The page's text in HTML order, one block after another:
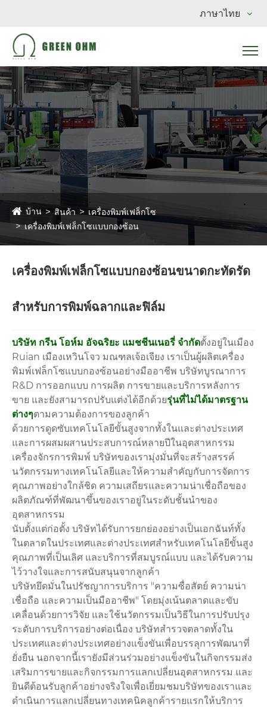
ภาษาไทย
บ้าน สินค้า
เครื่องพิมพ์เฟล็กโซ
เครื่องพิมพ์เฟล็กโซแบบกองซ้อน
เครื่องพิมพ์เฟล็กโซแบบกองซ้อนขนาดกะทัดรัด
สำหรับการพิมพ์ฉลากและฟิล์ม
บริษัท กรีน โอห์ม อัจฉริยะ แมชชีนเนอรี่ จำกัดตั้งอยู่ในเมือง
Ruian เมืองเหวินโจว มณฑลเจ้อเจียง เราเป็นผู้ผลิตเครื่อง
พิมพ์เฟล็กโซแบบกองซ้อนอย่างมืออาชีพ บริษัทบูรณาการ
R&D การออกแบบ การผลิต การขายและบริการหลังการ
ขาย และยังสามารถปรับแต่งได้อีกด้วยรุ่นที่ไม่ได้มาตรฐาน
ต่างๆตามความต้องการของลูกค้า
ด้วยการดูดซับเทคโนโลยีขั้นสูงจากทั้งในและต่างประเทศ
และการผสมผสานประสบการณ์หลายปีในอุตสาหกรรม
เครื่องจักรการพิมพ์ บริษัทของเรามุ่งมั่นที่จะสร้างสรรค์
นวัตกรรมทางเทคโนโลยีและให้ความสำคัญกับการจัดการ
คุณภาพอย่างใกล้ชิด ความเสถียรและความน่าเชื่อถือของ
ผลิตภัณฑ์ที่พัฒนาขึ้นของเราอยู่ในระดับชั้นนำของ
อุตสาหกรรม
นับตั้งแต่ก่อตั้ง บริษัทได้รับการยกย่องอย่างเป็นเอกฉันท์ทั้ง
ในตลาดในประเทศและต่างประเทศสำหรับเทคโนโลยีขั้นสูง
คุณภาพที่เป็นเลิศ และบริการที่สมบูรณ์แบบ และได้รับความ
ไว้วางใจและการสนับสนุนจากลูกค้า
บริษัทยึดมั่นในปรัชญาการบริการ "ความซื่อสัตย์ ความน่า
เชื่อถือ และความเป็นมืออาชีพ" โดยมุ่งเน้นตลาดและขับ
เคลื่อนด้วยการวิจัย และใช้นวัตกรรมเป็นวิธีในการปรับปรุง
ระดับการบริการอย่างต่อเนื่อง บริษัทสำรวจตลาดทั้งใน
ประเทศและต่างประเทศอย่างแข็งขันเพื่อบรรลุการพัฒนาที่
ยั่งยืน นอกจากนี้เรายังมีส่วนร่วมอย่างแข็งขันในกิจกรรมส่ง
เสริมการขายและกิจกรรมการแลกเปลี่ยนอุตสาหกรรม และ
ยินดีต้อนรับลูกค้าอย่างจริงใจเพื่อเยี่ยมชมบริษัทของเราและ
ดำเนินการแลกเปลี่ยนทางเทคนิคลูกค้ารายแรกให้บริการ